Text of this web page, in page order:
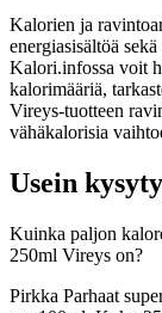
Kalorien ja
energiasisältöä
Kalori.infossa voit
kalorimääriä,
Vireys-tuotteen
vähäkalorisia
Usein
Kuinka paljon
250ml Vireys on?
Pirkka Parhaat